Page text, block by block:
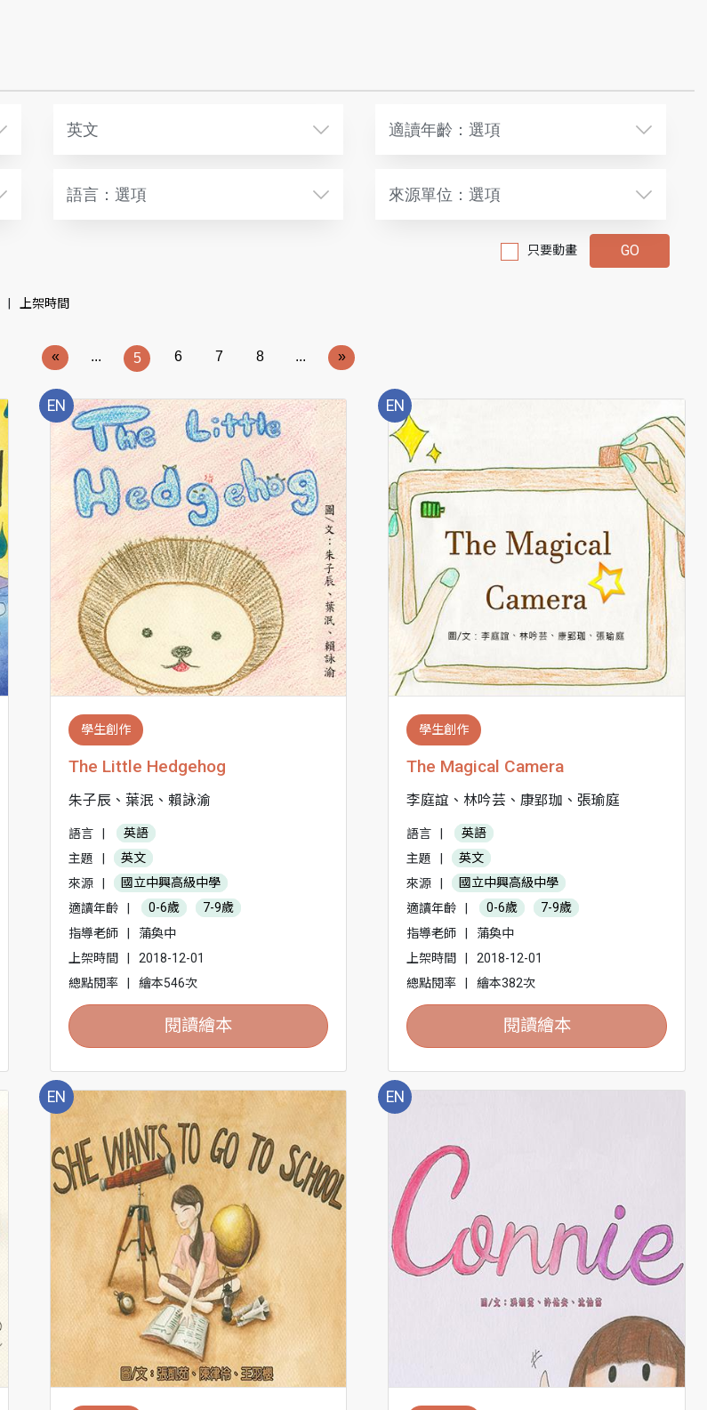
英文 適讀年齡：選項
語言：選項 來源單位：選項
只要動畫
上架時間
« ... 5 6 7 8 ... »
EN
學生創作
The Little Hedgehog
朱子辰、葉泯、賴詠渝
語言
英語
主題
英文
來源
國立中興高級中學
適讀年齡
0-6歲
7-9歲
指導老師
蒲奐中
上架時間
2018-12-01
總點閱率
繪本546次
閱讀繪本
EN
學生創作
The Magical Camera
李庭誼、林吟芸、康郢珈、張瑜庭
語言
英語
主題
英文
來源
國立中興高級中學
適讀年齡
0-6歲
7-9歲
指導老師
蒲奐中
上架時間
2018-12-01
總點閱率
繪本382次
閱讀繪本
EN EN